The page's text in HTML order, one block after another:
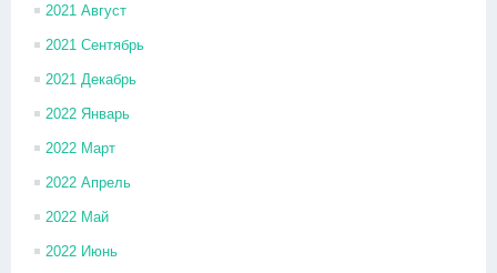
2021 Август
2021 Сентябрь
2021 Декабрь
2022 Январь
2022 Март
2022 Апрель
2022 Май
2022 Июнь